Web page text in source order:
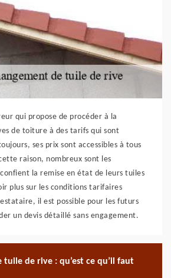
qui propose de procéder à la
de toiture à des tarifs qui sont
ses prix sont accessibles à tous
raison, nombreux sont les
la remise en état de leurs tuiles
plus sur les conditions tarifaires
il est possible pour les futurs
un devis détaillé sans engagement.
tuile de rive : qu’est ce qu’il faut